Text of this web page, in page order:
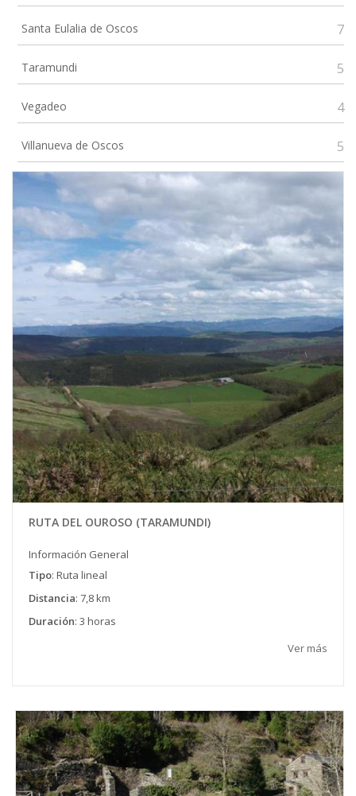
Santa Eulalia de Oscos 7
Taramundi 5
Vegadeo 4
Villanueva de Oscos 5
RUTA DEL OUROSO (TARAMUNDI)
Información General
Tipo: Ruta lineal
Distancia: 7,8 km
Duración: 3 horas
Ver más